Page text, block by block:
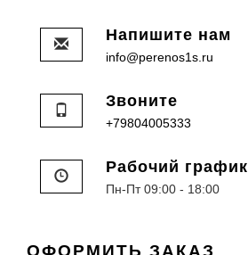
Напишите нам
info@perenos1s.ru
Звоните
+79804005333
Рабочий график
Пн-Пт 09:00 - 18:00